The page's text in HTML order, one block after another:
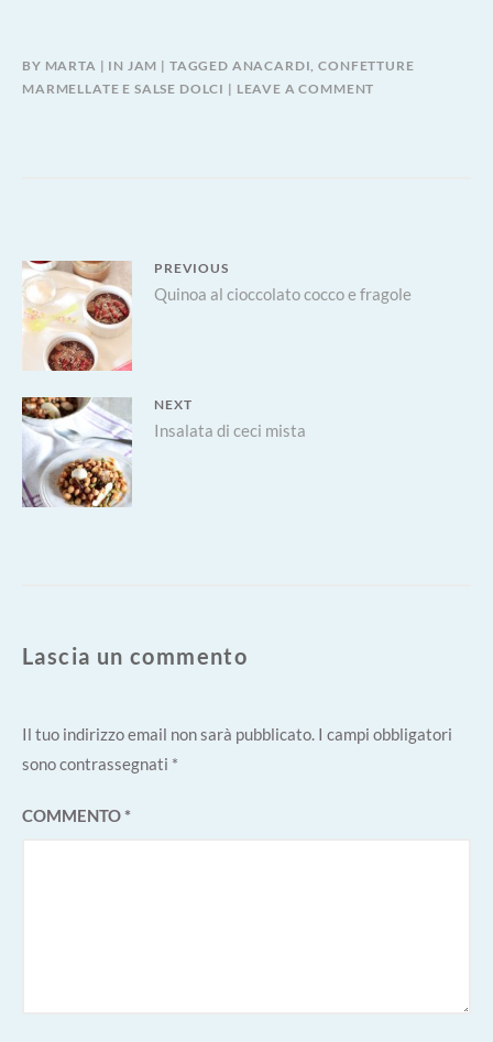
BY MARTA IN JAM TAGGED ANACARDI,CONFETTURE
MARMELLATE E SALSE DOLCI
LEAVE A COMMENT
Navigazione
articoli
PREVIOUS
Previous
post:
Quinoa al cioccolato cocco e fragole
NEXT
Next
post:
Insalata di ceci mista
Lascia un commento
Il tuo indirizzo email non sarà pubblicato. I campi obbligatori
sono contrassegnati *
COMMENTO*